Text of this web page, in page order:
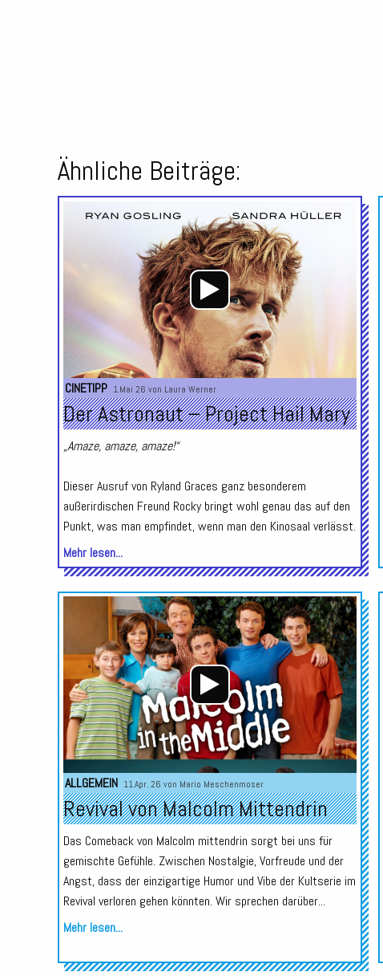
Ähnliche Beiträge:
Audio-
Player
CINETIPP 1.Mai 26 von Laura Werner
Der Astronaut – Project Hail Mary
„Amaze, amaze, amaze!“
Dieser Ausruf von Ryland Graces ganz besonderem
außerirdischen Freund Rocky bringt wohl genau das auf den
Punkt, was man empfindet, wenn man den Kinosaal verlässt.
Mehr lesen...
Audio-
Player
ALLGEMEIN 11.Apr. 26 von Mario Meschenmoser
Revival von Malcolm Mittendrin
Das Comeback von Malcolm mittendrin sorgt bei uns für
gemischte Gefühle. Zwischen Nostalgie, Vorfreude und der
Angst, dass der einzigartige Humor und Vibe der Kultserie im
Revival verloren gehen könnten. Wir sprechen darüber...
Mehr lesen...